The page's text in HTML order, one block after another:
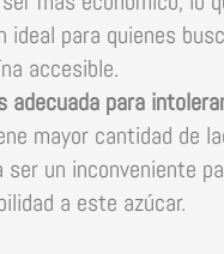
ideal para quienes
accesible.
adecuada para
mayor cantidad de
ser un inconveniente
a este azúcar.